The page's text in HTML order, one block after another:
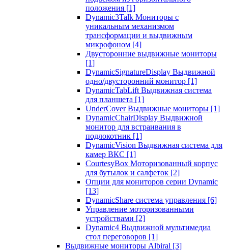
положения [1]
Dynamic3Talk Мониторы с
уникальным механизмом
трансформации и выдвижным
микрофоном [4]
Двусторонние выдвижные мониторы
[1]
DynamicSignatureDisplay Выдвижной
одно/двусторонний монитор [1]
DynamicTabLift Выдвижная система
для планшета [1]
UnderCover Выдвижные мониторы [1]
DynamicChairDisplay Выдвижной
монитор для встраивания в
подлокотник [1]
DynamicVision Выдвижная система для
камер ВКС [1]
CourtesyBox Моторизованный корпус
для бутылок и салфеток [2]
Опции для мониторов серии Dynamic
[13]
DynamicShare система управления [6]
Управление моторизованными
устройствами [2]
Dynamic4 Выдвижной мультимедиа
стол переговоров [1]
Выдвижные мониторы Albiral [3]